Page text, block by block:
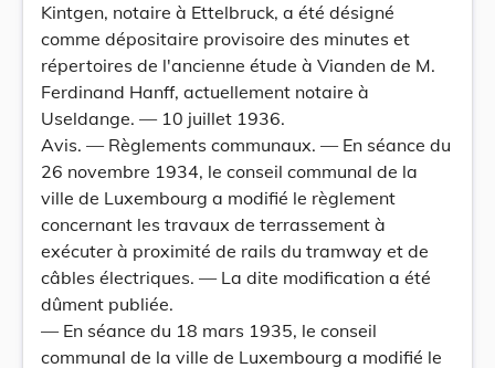
Kintgen, notaire à Ettelbruck, a été désigné
comme dépositaire provisoire des minutes et
répertoires de l'ancienne étude à Vianden de M.
Ferdinand Hanff, actuellement notaire à
Useldange. — 10 juillet 1936.
Avis. — Règlements communaux. — En séance du
26 novembre 1934, le conseil communal de la
ville de Luxembourg a modifié le règlement
concernant les travaux de terrassement à
exécuter à proximité de rails du tramway et de
câbles électriques. — La dite modification a été
dûment publiée.
— En séance du 18 mars 1935, le conseil
communal de la ville de Luxembourg a modifié le